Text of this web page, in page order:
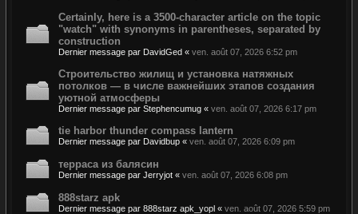
Certainly, here is a 3500-character article on the topic
"watch" with synonyms in parentheses, separated by
construction
Dernier message par DavidGed « ven. août 07, 2026 6:52 pm
Строительство жилищ и установка натяжных
потолков — в числе важнейших этапов создания
уютной атмосферы
Dernier message par Stephencumug « ven. août 07, 2026 6:17 pm
tie harbor thunder compass lantern
Dernier message par Davidbup « ven. août 07, 2026 6:09 pm
терраса из балясин
Dernier message par Jerryjot « ven. août 07, 2026 6:08 pm
888starz apk
Dernier message par 888starz apk_yopl « ven. août 07, 2026 5:59 pm